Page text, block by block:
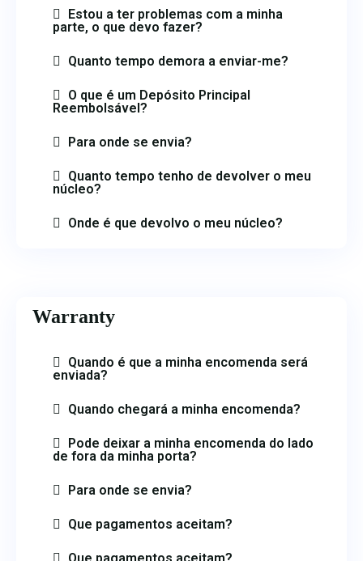
Estou a ter problemas com a minha
parte, o que devo fazer?
Quanto tempo demora a enviar-me?
O que é um Depósito Principal
Reembolsável?
Para onde se envia?
Quanto tempo tenho de devolver o meu
núcleo?
Onde é que devolvo o meu núcleo?
Warranty
Quando é que a minha encomenda será
enviada?
Quando chegará a minha encomenda?
Pode deixar a minha encomenda do lado
de fora da minha porta?
Para onde se envia?
Que pagamentos aceitam?